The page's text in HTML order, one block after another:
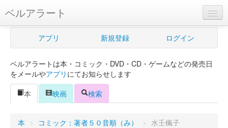
ベルアラート
ベルアラートとは
新規登録
ログイン
アプリ 新規登録 ログイン
ベルアラートは本・コミック・DVD・CD・ゲームなどの発売日
をメールやアプリ にてお知らせします
本
映画 検索
本 > コミック：著者５０音順（み） > 水壬楓子